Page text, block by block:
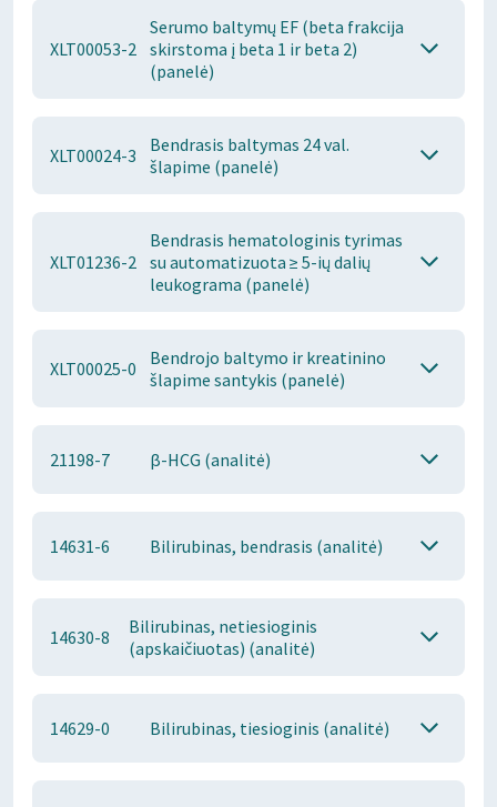
XLT00053-2
Serumo baltymų EF (beta frakcija
skirstoma į beta 1 ir beta 2)
(panelė)
XLT00024-3
Bendrasis baltymas 24 val.
šlapime (panelė)
XLT01236-2
Bendrasis hematologinis tyrimas
su automatizuota ≥ 5-ių dalių
leukograma (panelė)
XLT00025-0
Bendrojo baltymo ir kreatinino
šlapime santykis (panelė)
21198-7 β-HCG (analitė)
14631-6 Bilirubinas, bendrasis (analitė)
14630-8
Bilirubinas, netiesioginis
(apskaičiuotas) (analitė)
14629-0 Bilirubinas, tiesioginis (analitė)